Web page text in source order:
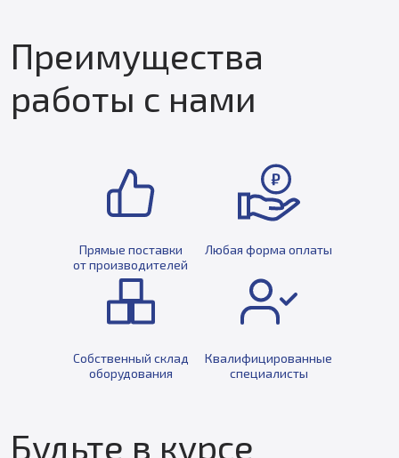
Преимущества
работы с нами
Прямые поставки
от производителей
Любая форма оплаты
Собственный склад
оборудования
Квалифицированные
специалисты
Будьте в курсе